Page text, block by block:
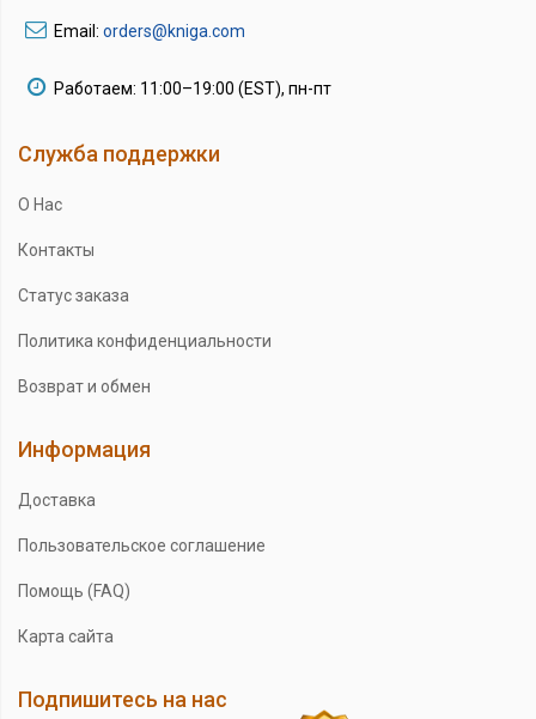
Email: orders@kniga.com
Работаем: 11:00–19:00 (EST), пн-пт
Служба поддержки
О Нас
Контакты
Статус заказа
Политика конфиденциальности
Возврат и обмен
Информация
Доставка
Пользовательское соглашение
Помощь (FAQ)
Карта сайта
Подпишитесь на нас